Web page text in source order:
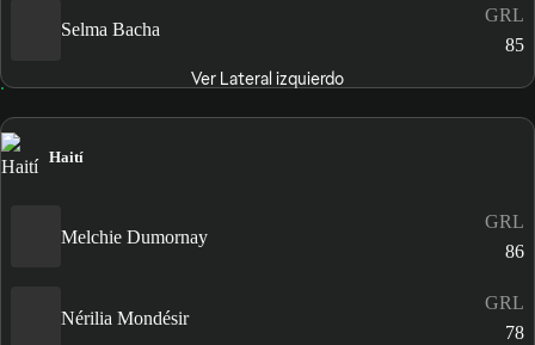
Selma Bacha
GRL
85
Ver Lateral izquierdo
Haití
Melchie Dumornay
GRL
86
Nérilia Mondésir
GRL
78